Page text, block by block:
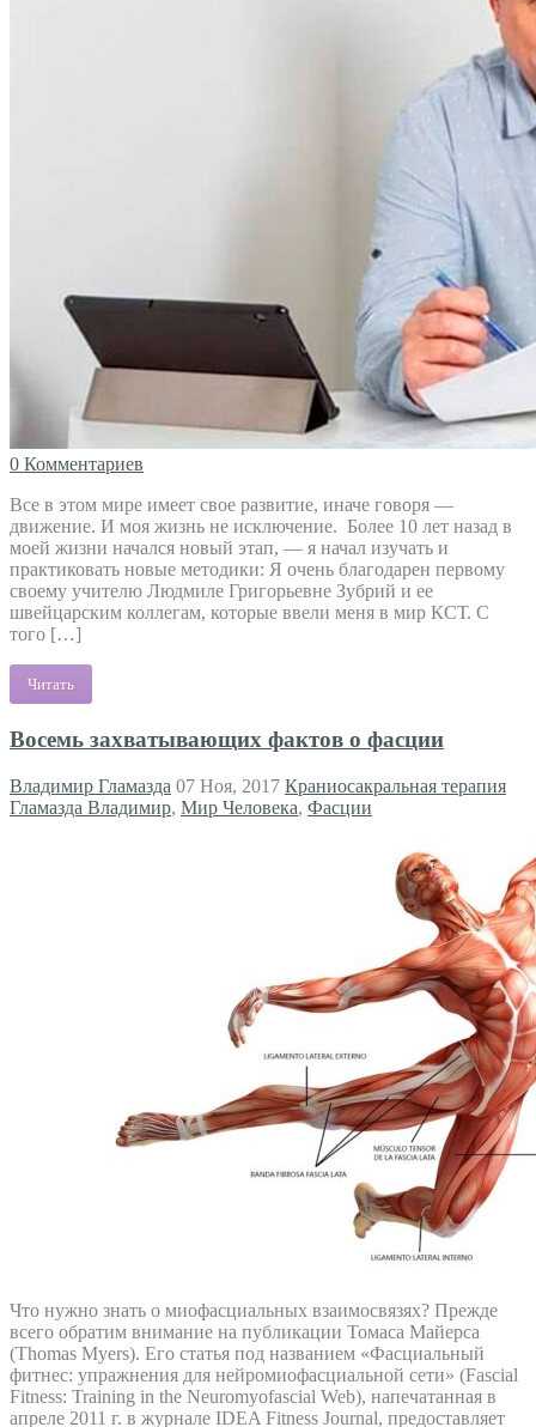
0 Комментариев
Все в этом мире имеет свое развитие, иначе говоря —
движение. И моя жизнь не исключение. Более 10 лет назад в
моей жизни начался новый этап, — я начал изучать и
практиковать новые методики: Я очень благодарен первому
своему учителю Людмиле Григорьевне Зубрий и ее
швейцарским коллегам, которые ввели меня в мир КСТ. С
того […]
Читать
Восемь захватывающих фактов о фасции
Владимир Гламазда 07 Ноя, 2017 Краниосакральная терапия
Гламазда Владимир, Мир Человека, Фасции
Что нужно знать о миофасциальных взаимосвязях? Прежде
всего обратим внимание на публикации Томаса Майерса
(Thomas Myers). Его статья под названием «Фасциальный
фитнес: упражнения для нейромиофасциальной сети» (Fascial
Fitness: Training in the Neuromyofascial Web), напечатанная в
апреле 2011 г. в журнале IDEA Fitness Journal, предоставляет